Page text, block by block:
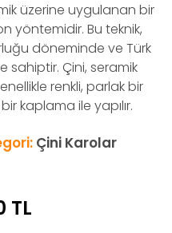
üzerine uygulanan bir
yöntemidir. Bu teknik,
döneminde ve Türk
sahiptir. Çini, seramik
renkli, parlak bir
kaplama ile yapılır.
Çini Karolar
TL